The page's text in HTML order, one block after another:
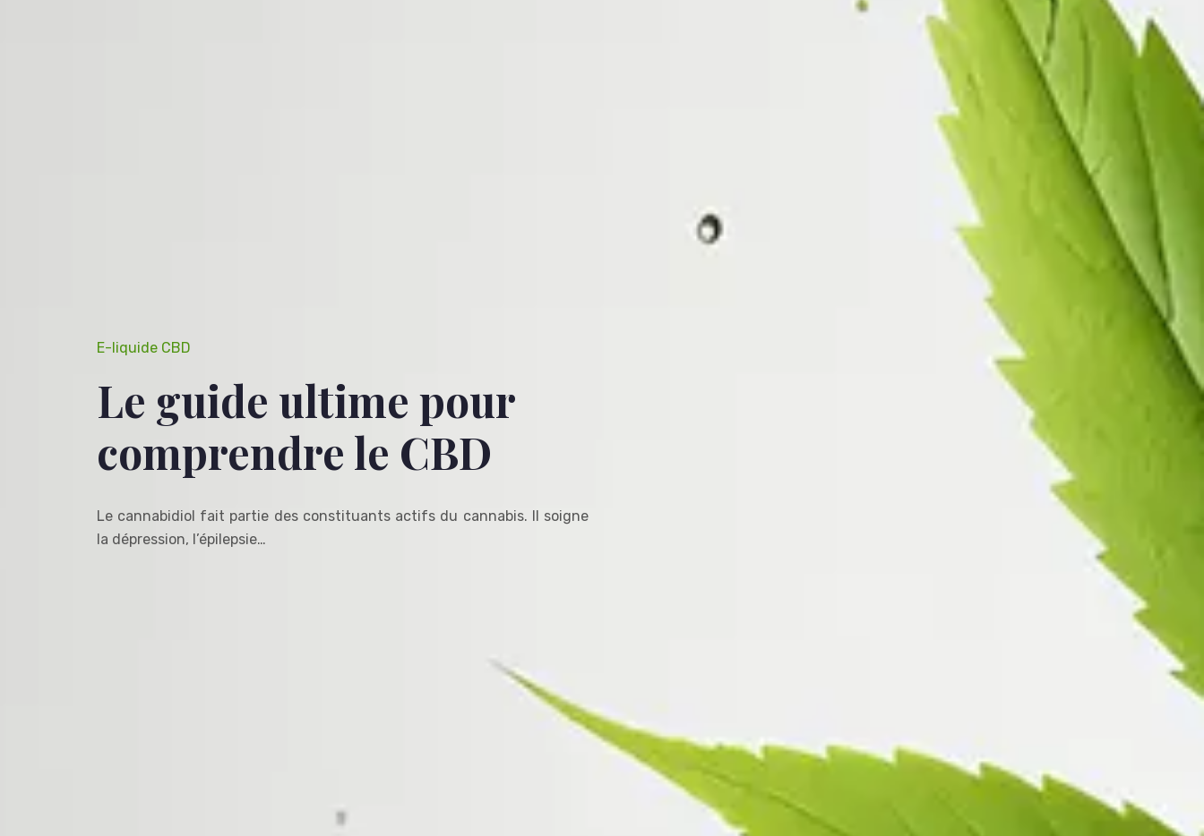
E-liquide CBD
Le guide ultime pour
comprendre le CBD
Le cannabidiol fait partie des constituants actifs du cannabis. Il soigne
la dépression, l’épilepsie…